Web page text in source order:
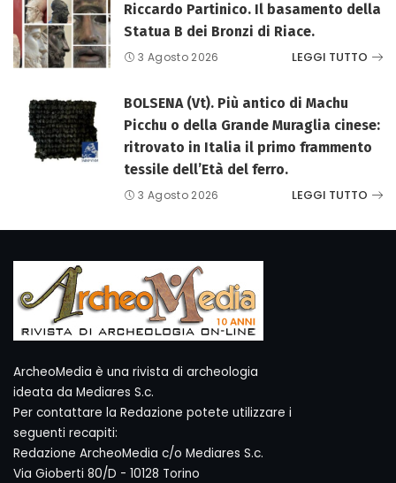
Riccardo Partinico. Il basamento della
Statua B dei Bronzi di Riace.
3 Agosto 2026 LEGGI TUTTO
BOLSENA (Vt). Più antico di Machu
Picchu o della Grande Muraglia cinese:
ritrovato in Italia il primo frammento
tessile dell’Età del ferro.
3 Agosto 2026 LEGGI TUTTO
ArcheoMedia è una rivista di archeologia
ideata da Mediares S.c.
Per contattare la Redazione potete utilizzare i
seguenti recapiti:
Redazione ArcheoMedia c/o Mediares S.c.
Via Gioberti 80/D - 10128 Torino